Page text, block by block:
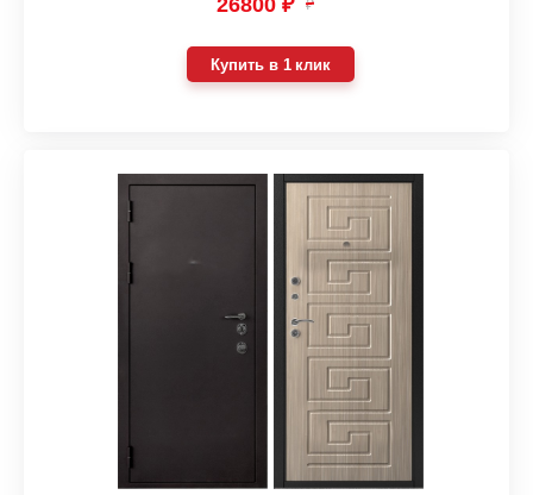
₽
Купить в 1 клик